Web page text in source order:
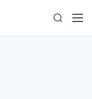
S
e
M